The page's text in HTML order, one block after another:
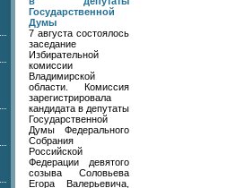
Государственной
Думы
7 августа состоялось
заседание
Избирательной
комиссии
Владимирской
области. Комиссия
зарегистрировала
кандидата в депутаты
Государственной
Думы Федерального
Собрания
Российской
Федерации девятого
созыва Соловьева
Егора Валерьевича,